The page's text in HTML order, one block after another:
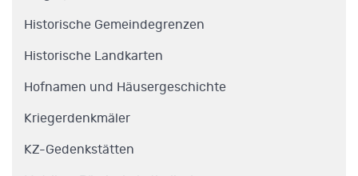
Historische Gemeindegrenzen
Historische Landkarten
Hofnamen und Häusergeschichte
Kriegerdenkmäler
KZ-Gedenkstätten